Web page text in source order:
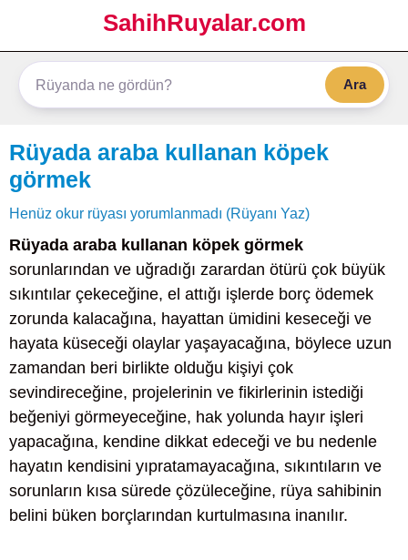
SahihRuyalar.com
Ara
Rüyada araba kullanan köpek
görmek
Henüz okur rüyası yorumlanmadı (Rüyanı Yaz)
Rüyada araba kullanan köpek görmek
sorunlarından ve uğradığı zarardan ötürü çok büyük
sıkıntılar çekeceğine, el attığı işlerde borç ödemek
zorunda kalacağına, hayattan ümidini keseceği ve
hayata küseceği olaylar yaşayacağına, böylece uzun
zamandan beri birlikte olduğu kişiyi çok
sevindireceğine, projelerinin ve fikirlerinin istediği
beğeniyi görmeyeceğine, hak yolunda hayır işleri
yapacağına, kendine dikkat edeceği ve bu nedenle
hayatın kendisini yıpratamayacağına, sıkıntıların ve
sorunların kısa sürede çözüleceğine, rüya sahibinin
belini büken borçlarından kurtulmasına inanılır.